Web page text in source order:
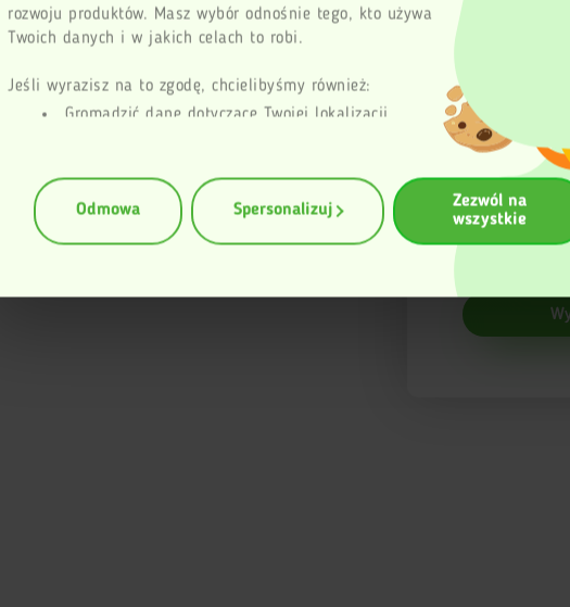
rozwoju produktów. Masz wybór odnośnie tego, kto używa
Twoich danych i w jakich celach to robi.
Jeśli wyrazisz na to zgodę, chcielibyśmy również:
Gromadzić dane dotyczące Twojej lokalizacji
analizując charakteryzującego je zbiory danych
(fingerprinting, czyli wirtualny odcisk palca)
Dowiedz się więcej odnośnie tego, jak Twoje osobiste
Odmowa Spersonalizuj
Zezwól na
wszystkie
Email
Twoja opinia